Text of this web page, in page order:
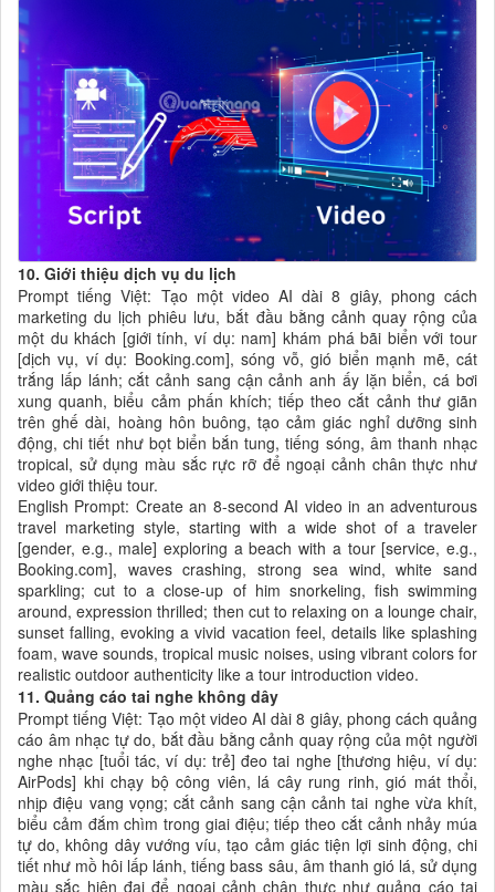
10. Giới thiệu dịch vụ du lịch
Prompt tiếng Việt: Tạo một video AI dài 8 giây, phong cách
marketing du lịch phiêu lưu, bắt đầu bằng cảnh quay rộng của
một du khách [giới tính, ví dụ: nam] khám phá bãi biển với tour
[dịch vụ, ví dụ: Booking.com], sóng vỗ, gió biển mạnh mẽ, cát
trắng lấp lánh; cắt cảnh sang cận cảnh anh ấy lặn biển, cá bơi
xung quanh, biểu cảm phấn khích; tiếp theo cắt cảnh thư giãn
trên ghế dài, hoàng hôn buông, tạo cảm giác nghỉ dưỡng sinh
động, chi tiết như bọt biển bắn tung, tiếng sóng, âm thanh nhạc
tropical, sử dụng màu sắc rực rỡ để ngoại cảnh chân thực như
video giới thiệu tour.
English Prompt: Create an 8-second AI video in an adventurous
travel marketing style, starting with a wide shot of a traveler
[gender, e.g., male] exploring a beach with a tour [service, e.g.,
Booking.com], waves crashing, strong sea wind, white sand
sparkling; cut to a close-up of him snorkeling, fish swimming
around, expression thrilled; then cut to relaxing on a lounge chair,
sunset falling, evoking a vivid vacation feel, details like splashing
foam, wave sounds, tropical music noises, using vibrant colors for
realistic outdoor authenticity like a tour introduction video.
11. Quảng cáo tai nghe không dây
Prompt tiếng Việt: Tạo một video AI dài 8 giây, phong cách quảng
cáo âm nhạc tự do, bắt đầu bằng cảnh quay rộng của một người
nghe nhạc [tuổi tác, ví dụ: trẻ] đeo tai nghe [thương hiệu, ví dụ:
AirPods] khi chạy bộ công viên, lá cây rung rinh, gió mát thổi,
nhịp điệu vang vọng; cắt cảnh sang cận cảnh tai nghe vừa khít,
biểu cảm đắm chìm trong giai điệu; tiếp theo cắt cảnh nhảy múa
tự do, không dây vướng víu, tạo cảm giác tiện lợi sinh động, chi
tiết như mồ hôi lấp lánh, tiếng bass sâu, âm thanh gió lá, sử dụng
màu sắc hiện đại để ngoại cảnh chân thực như quảng cáo tai